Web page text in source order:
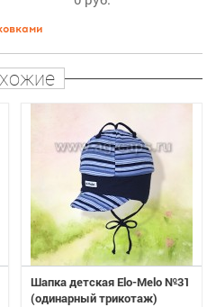
Шапка детская Elo-Melo №31
(одинарный трикотаж)